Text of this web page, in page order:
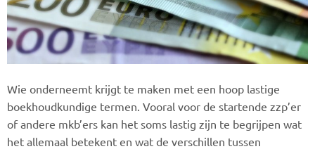
Wie onderneemt krijgt te maken met een hoop lastige
boekhoudkundige termen. Vooral voor de startende zzp’er
of andere mkb’ers kan het soms lastig zijn te begrijpen wat
het allemaal betekent en wat de verschillen tussen